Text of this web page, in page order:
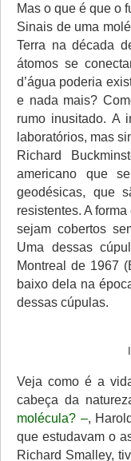
Mas o que é que o
Sinais de uma
Terra na década
átomos se
d’água poderia
e nada mais?
rumo inusitado. A
laboratórios, mas
Richard
americano que
geodésicas, que
resistentes. A
sejam cobertos
Uma dessas
Montreal de 1967
baixo dela na
dessas cúpulas.
Veja como é a
cabeça da
molécula? –,
que estudavam o
Richard Smalley,